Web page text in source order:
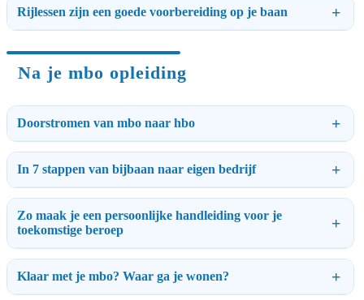
Rijlessen zijn een goede voorbereiding op je baan
Na je mbo opleiding
Doorstromen van mbo naar hbo
In 7 stappen van bijbaan naar eigen bedrijf
Zo maak je een persoonlijke handleiding voor je
toekomstige beroep
Klaar met je mbo? Waar ga je wonen?